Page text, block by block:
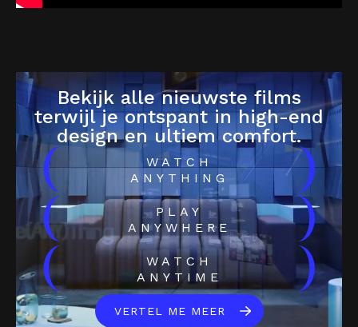
Bekijk alle nieuwste films
terwijl je ontspant in high-end
design en ultiem comfort.
(
WATCH
ANYTHING
)
(
PLAY
ANYWHERE
)
(
WATCH
ANYTIME
)
VERTEL ME MEER